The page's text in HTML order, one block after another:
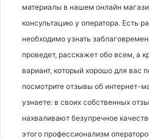
материалы в нашем онлайн
консультацию у оператора. Есть
необходимо узнать
проведет, расскажет обо всем, а
вариант, который хорошо для вас
посмотрите отзывы об интернет-
узнаете: в своих собственных
нахваливают безупречное
этого профессионализм